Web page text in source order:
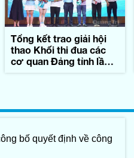
Tổng kết trao giải hội
thao Khối thi đua các
cơ quan Đảng tỉnh lần
bố quyết định về công